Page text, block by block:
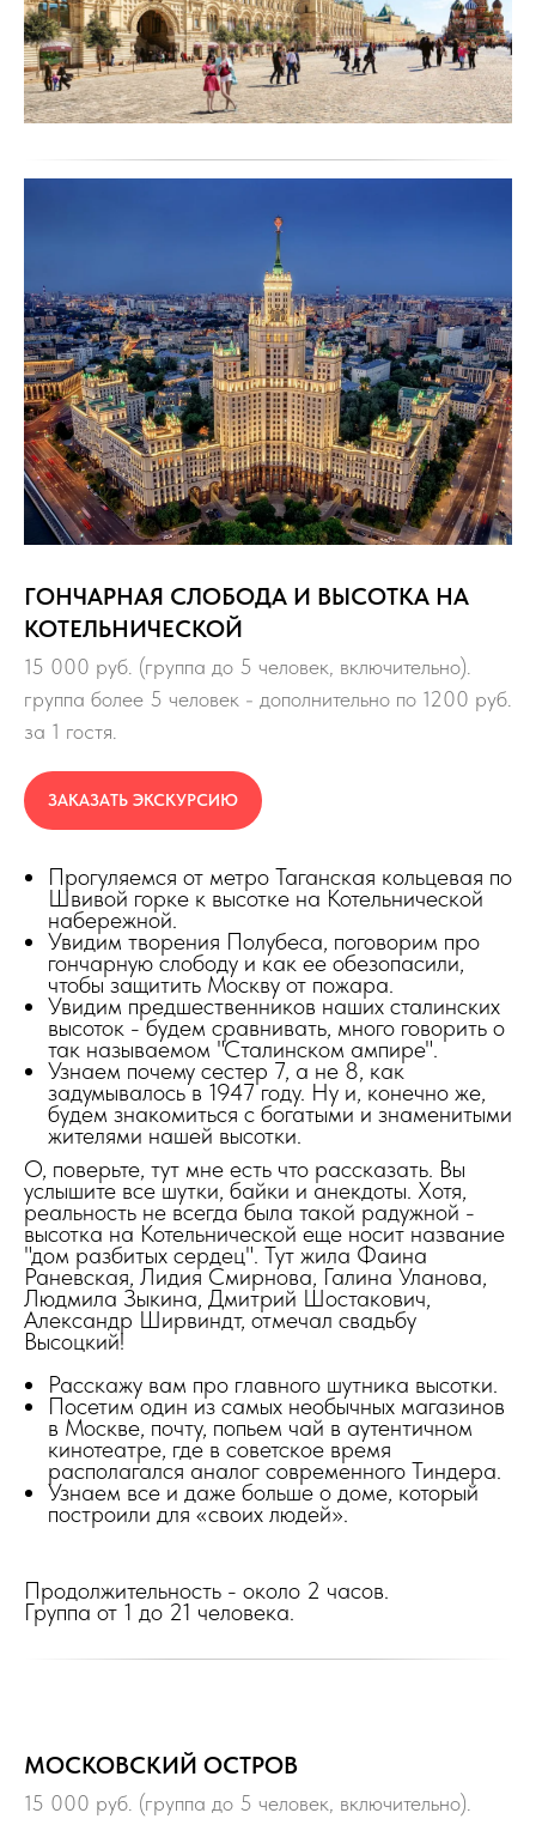
ГОНЧАРНАЯ СЛОБОДА И ВЫСОТКА НА
КОТЕЛЬНИЧЕСКОЙ
15 000 руб. (группа до 5 человек, включительно).
группа более 5 человек - дополнительно по 1200 руб.
за 1 гостя.
ЗАКАЗАТЬ ЭКСКУРСИЮ
Прогуляемся от метро Таганская кольцевая по
Швивой горке к высотке на Котельнической
набережной.
Увидим творения Полубеса, поговорим про
гончарную слободу и как ее обезопасили,
чтобы защитить Москву от пожара.
Увидим предшественников наших сталинских
высоток - будем сравнивать, много говорить о
так называемом "Сталинском ампире".
Узнаем почему сестер 7, а не 8, как
задумывалось в 1947 году. Ну и, конечно же,
будем знакомиться с богатыми и знаменитыми
жителями нашей высотки.
О, поверьте, тут мне есть что рассказать. Вы
услышите все шутки, байки и анекдоты. Хотя,
реальность не всегда была такой радужной -
высотка на Котельнической еще носит название
"дом разбитых сердец". Тут жила Фаина
Раневская, Лидия Смирнова, Галина Уланова,
Людмила Зыкина, Дмитрий Шостакович,
Александр Ширвиндт, отмечал свадьбу
Высоцкий!
Расскажу вам про главного шутника высотки.
Посетим один из самых необычных магазинов
в Москве, почту, попьем чай в аутентичном
кинотеатре, где в советское время
располагался аналог современного Тиндера.
Узнаем все и даже больше о доме, который
построили для «своих людей».
Продолжительность - около 2 часов.
Группа от 1 до 21 человека.
МОСКОВСКИЙ ОСТРОВ
15 000 руб. (группа до 5 человек, включительно).